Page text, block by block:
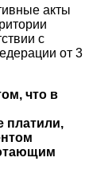
акты
с
от 3
что в
платили,